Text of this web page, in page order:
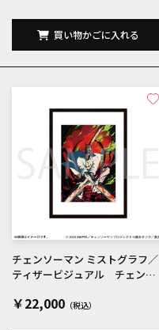
買い物かごに入れる
チェンソーマン ミストグラフ／
ティザービジュアル チェンソ
￥22,000